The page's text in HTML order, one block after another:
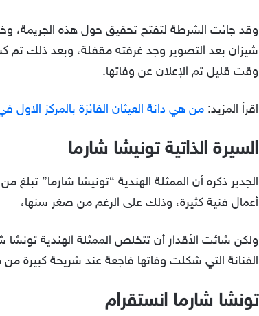
وقد جائت الشرطة لتفتح تحقيق حول هذه الجريمة،
شيزان بعد التصوير وجد غرفته مقفلة، وبعد ذلك تم
وقت قليل تم الإعلان عن وفاتها.
اقرأ المزيد: من هي دانة العيثان الفائزة بالمركز الاول في
السيرة الذاتية تونيشا شارما
أعمال فنية كثيرة، وذلك على الرغم من صغر سنها،
ولكن شائت الأقدار أن تتخلص الممثلة الهندية
الفنانة التي شكلت وفاتها فاجعة عند شريحة كبيرة من
تونشا شارما انستقرام